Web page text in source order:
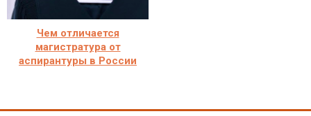
Чем отличается
магистратура от
аспирантуры в России